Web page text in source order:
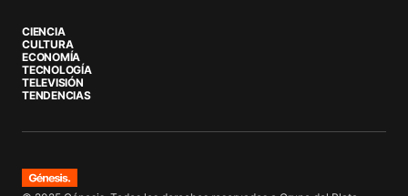
CIENCIA
CULTURA
ECONOMÍA
TECNOLOGÍA
TELEVISIÓN
TENDENCIAS